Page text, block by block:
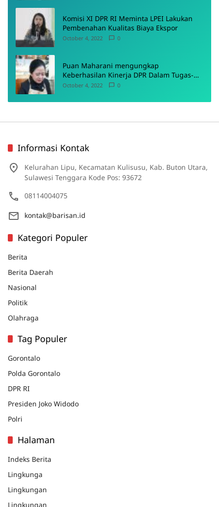
Komisi XI DPR RI Meminta LPEI Lakukan
Pembenahan Kualitas Biaya Ekspor
October 4, 2022 0
Puan Maharani mengungkap
Keberhasilan Kinerja DPR Dalam Tugas-
Tugas Pokoknya
October 4, 2022 0
Informasi Kontak
Kelurahan Lipu, Kecamatan Kulisusu, Kab. Buton Utara,
Sulawesi Tenggara Kode Pos: 93672
08114004075
kontak@barisan.id
Kategori Populer
Berita
Berita Daerah
Nasional
Politik
Olahraga
Tag Populer
Gorontalo
Polda Gorontalo
DPR RI
Presiden Joko Widodo
Polri
Halaman
Indeks Berita
Lingkunga
Lingkungan
Lingkungan